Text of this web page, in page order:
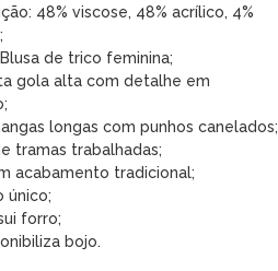
48% viscose, 48% acrílico, 4%
de trico feminina;
gola alta com detalhe em
longas com punhos canelados;
tramas trabalhadas;
acabamento tradicional;
único;
forro;
bojo.